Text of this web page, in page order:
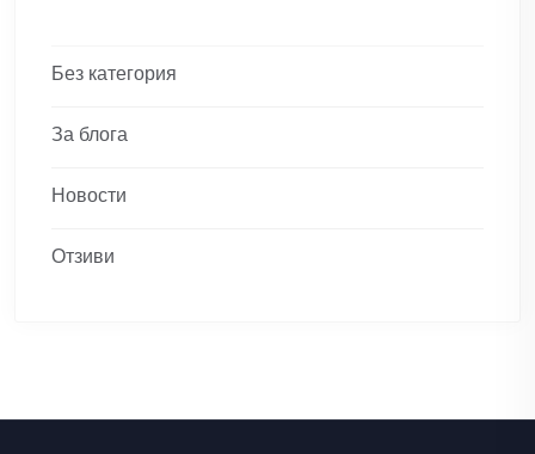
Без категория
За блога
Новости
Отзиви